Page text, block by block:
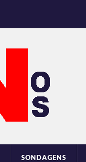
SONDAGENS